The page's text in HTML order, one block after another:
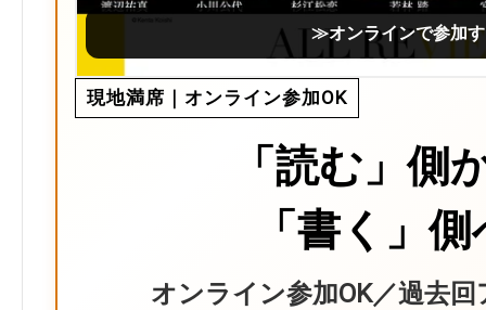
≫オンラインで参加
現地満席｜オンライン参加OK
「読む」側
「書く」
オンライン参加OK／過去